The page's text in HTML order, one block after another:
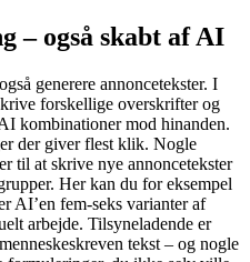
– også skabt af AI
generere annoncetekster. I
forskellige overskrifter og
kombinationer mod hinanden.
der giver flest klik. Nogle
til at skrive nye annoncetekster
Her kan du for eksempel
AI’en fem-seks varianter af
arbejde. Tilsyneladende er
tekst – og nogle